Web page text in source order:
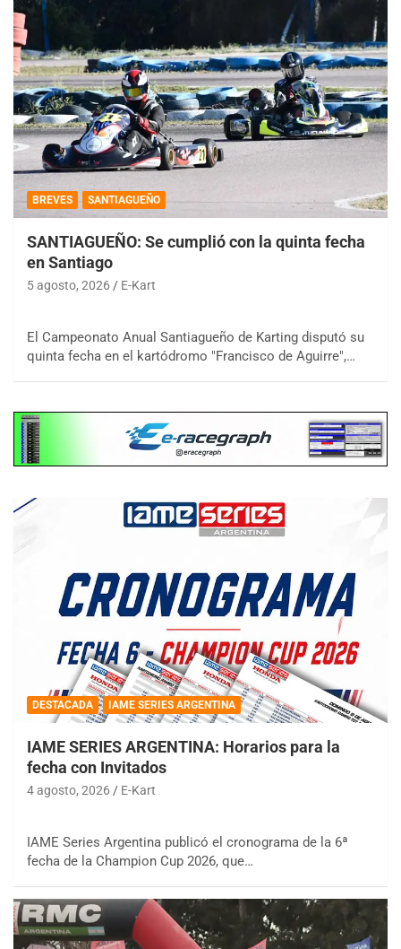
BREVES SANTIAGUEÑO
SANTIAGUEÑO: Se cumplió con la quinta fecha
en Santiago
5 agosto, 2026 E-Kart
El Campeonato Anual Santiagueño de Karting disputó su
quinta fecha en el kartódromo "Francisco de Aguirre",…
DESTACADA IAME SERIES ARGENTINA
IAME SERIES ARGENTINA: Horarios para la
fecha con Invitados
4 agosto, 2026 E-Kart
IAME Series Argentina publicó el cronograma de la 6ª
fecha de la Champion Cup 2026, que…